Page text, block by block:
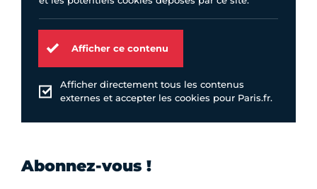
Afficher ce contenu
Afficher directement tous les contenus
externes et accepter les cookies pour Paris.fr.
Abonnez-vous !